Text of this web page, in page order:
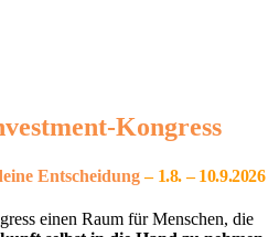
Kongress
Entscheidung – 1.8. – 10.9.2026
einen Raum für Menschen, die